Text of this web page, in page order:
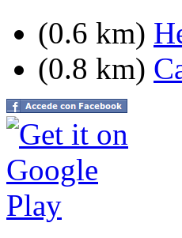
(0.6 km)
(0.8 km)